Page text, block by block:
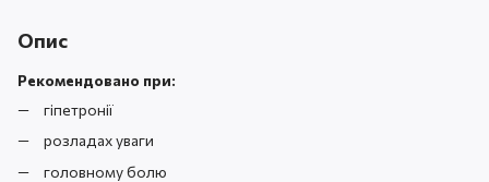
Опис
Рекомендовано при:
гіпетронії
розладах уваги
головному болю